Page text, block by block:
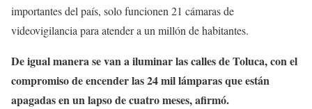
importantes del país, solo funcionen 21 cámaras de
videovigilancia para atender a un millón de habitantes.
De igual manera se van a iluminar las calles de Toluca, con el
compromiso de encender las 24 mil lámparas que están
apagadas en un lapso de cuatro meses, afirmó.